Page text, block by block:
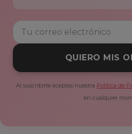
QUIERO MIS
Al suscribirte aceptas nuestra Política de
en cualquier